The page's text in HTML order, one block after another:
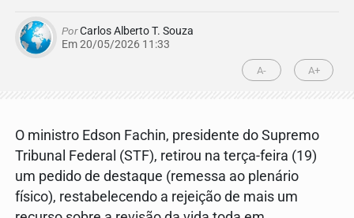
PorCarlos Alberto T. Souza
Em 20/05/2026 11:33
A- A+
O ministro Edson Fachin, presidente do Supremo
Tribunal Federal (STF), retirou na terça-feira (19)
um pedido de destaque (remessa ao plenário
físico), restabelecendo a rejeição de mais um